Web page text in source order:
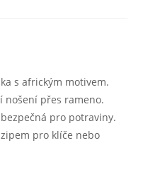
s africkým motivem.
nošení přes rameno.
pro potraviny.
pro klíče nebo